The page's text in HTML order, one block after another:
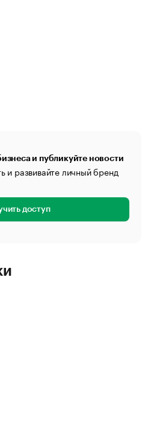
и публикуйте новости
и развивайте личный бренд
доступ